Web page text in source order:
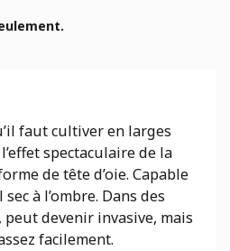
faut cultiver en larges
spectaculaire de la
de tête d’oie. Capable
à l’ombre. Dans des
devenir invasive, mais
facilement.